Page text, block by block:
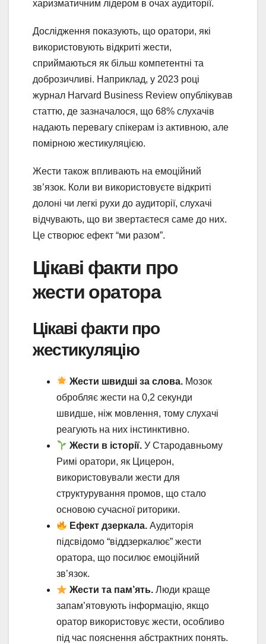
харизматичним лідером в очах аудиторії.
Дослідження показують, що оратори, які
використовують відкриті жести,
сприймаються як більш компетентні та
доброзичливі. Наприклад, у 2023 році
журнал Harvard Business Review опублікував
статтю, де зазначалося, що 68% слухачів
надають перевагу спікерам із активною, але
помірною жестикуляцією.
Жести також впливають на емоційний
зв’язок. Коли ви використовуєте відкриті
долоні чи легкі рухи до аудиторії, слухачі
відчувають, що ви звертаєтеся саме до них.
Це створює ефект “ми разом”.
Цікаві факти про
жести оратора
Цікаві факти про
жестикуляцію
Жести швидші за слова. Мозок
обробляє жести на 0,2 секунди
швидше, ніж мовлення, тому слухачі
реагують на них інстинктивно.
Жести в історії. У Стародавньому
Римі оратори, як Цицерон,
використовували жести для
структурування промов, що стало
основою сучасної риторики.
Ефект дзеркала. Аудиторія
підсвідомо “віддзеркалює” жести
оратора, що посилює емоційний
зв’язок.
Жести та пам’ять. Люди краще
запам’ятовують інформацію, якщо
оратор використовує жести, особливо
під час пояснення абстрактних понять.